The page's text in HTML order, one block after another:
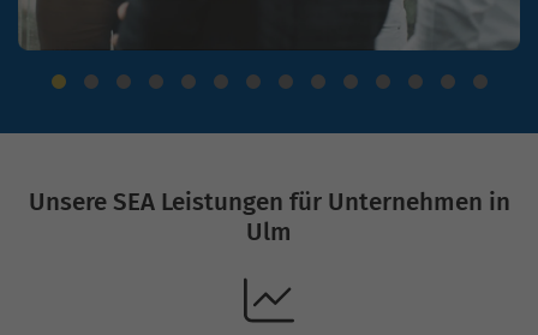
Unsere SEA Leistungen für Unternehmen in
Ulm